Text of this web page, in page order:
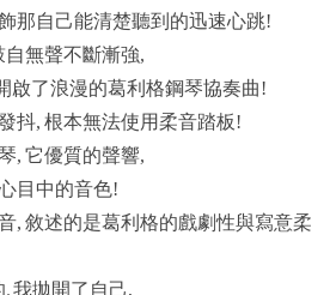
那自己能清楚聽到的迅速心跳!
自無聲不斷漸強,
啟了浪漫的葛利格鋼琴協奏曲!
抖, 根本無法使用柔音踏板!
, 它優質的聲響,
目中的音色!
, 敘述的是葛利格的戲劇性與寫意柔
我拋開了自己,